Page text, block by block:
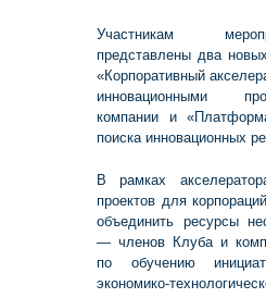
Участникам
представлены два
«Корпоративный
инновационными
компании и
поиска инновационных
В рамках
проектов для
объединить ресурсы
— членов Клуба и
по обучению
экономико-